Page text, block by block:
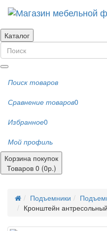
Каталог
Поиск товаров
Сравнение товаров0
Избранное0
Мой профиль
Корзина покупок
Товаров 0 (0р.)
Подъемники
Кронштейн